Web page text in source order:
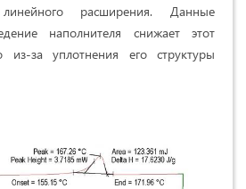
расширения. Данные
наполнителя снижает этот
из-за уплотнения его структуры